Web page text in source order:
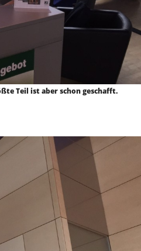
Teil ist aber schon geschafft.